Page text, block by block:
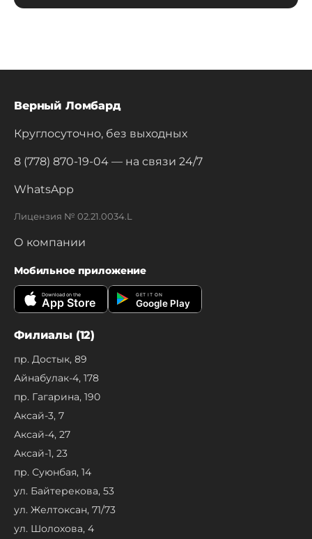
Верный Ломбард
Круглосуточно, без выходных
8 (778) 870-19-04 — на связи 24/7
WhatsApp
Лицензия № 02.21.0034.L
О компании
Мобильное приложение
Download on the
App Store
GET IT ON
Google Play
Филиалы (12)
пр. Достык, 89
Айнабулак-4, 178
пр. Гагарина, 190
Аксай-3, 7
Аксай-4, 27
Аксай-1, 23
пр. Суюнбая, 14
ул. Байтерекова, 53
ул. Желтоксан, 71/73
ул. Шолохова, 4